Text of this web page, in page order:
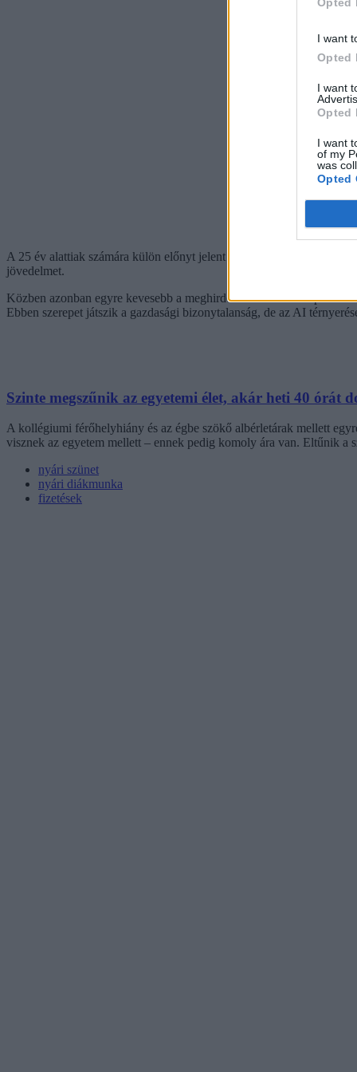
I want
Opted
I want
Opted
I want
of my
was
Opted
A 25 év alattiak számára külön előnyt jelent az SZJA-mentesség,
jövedelmet.
Közben azonban egyre kevesebb a meghirdetett diákmunkás
Ebben szerepet játszik a gazdasági bizonytalanság, de az AI
Szinte megszűnik az egyetemi élet, akár heti 40 órát
A kollégiumi férőhelyhiány és az égbe szökő albérletárak mellett
visznek az egyetem mellett – ennek pedig komoly ára van. Eltűnik a
nyári szünet
nyári diákmunka
fizetések